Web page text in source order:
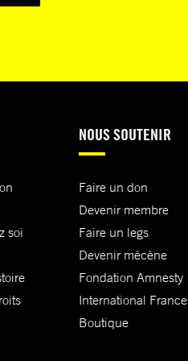
soi
NOUS SOUTENIR
Faire un don
Devenir membre
Faire un legs
Devenir mécène
Fondation Amnesty
International France
Boutique